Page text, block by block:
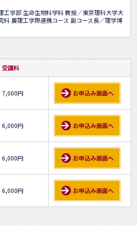
工学部 生命生物科学科 教授／東京理科大学大
科 農理工学際連携コース 副コース長／理学博
受講料
7,000円 お申込み画面へ
6,000円 お申込み画面へ
6,000円 お申込み画面へ
6,000円 お申込み画面へ